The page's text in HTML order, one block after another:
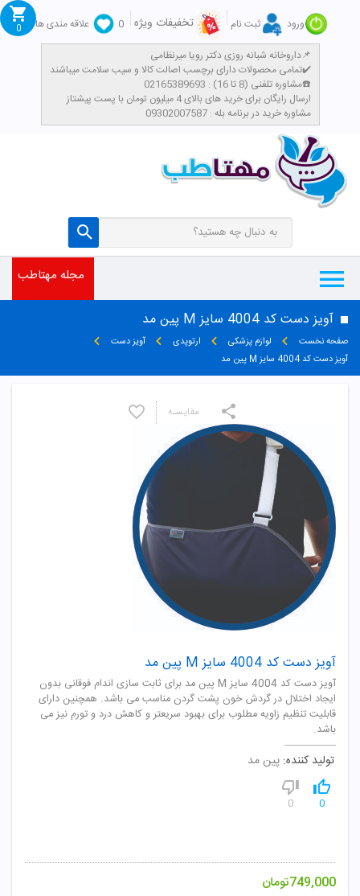
ورود ثبت نام تخفیفات ویژه 0
علاقه مندی ها
داروخانه شبانه روزی دکتر رویا میرنظامی📌
تمامی محصولات دارای برچسب اصالت کالا و سیب سلامت میباشند✔️
مشاوره تلفنی (8 تا 16) : 02165389693☎️
​ارسال رایگان برای خرید های بالای 4 میلیون تومان با پست پیشتاز
مشاوره خرید در برنامه بله : 09302007587
0
مجله مهتاطب
آویز دست کد 4004 سایز M پین مد
صفحه نخست لوازم پزشکی ارتوپدی
آویز دست
آویز دست کد 4004 سایز M پین مد
آویز دست کد 4004 سایز M پین مد
آویز دست کد 4004 سایز M پین مد برای ثابت سازی اندام فوقانی بدون
ایجاد اختلال در گردش خون پشت گردن مناسب می باشد. همچنین دارای
قابلیت تنظیم زاویه مطلوب برای بهبود سریعتر و کاهش درد و تورم نیز می
باشد.
تولید کننده: پین مد
0
0
749,000تومان
مقایسـه